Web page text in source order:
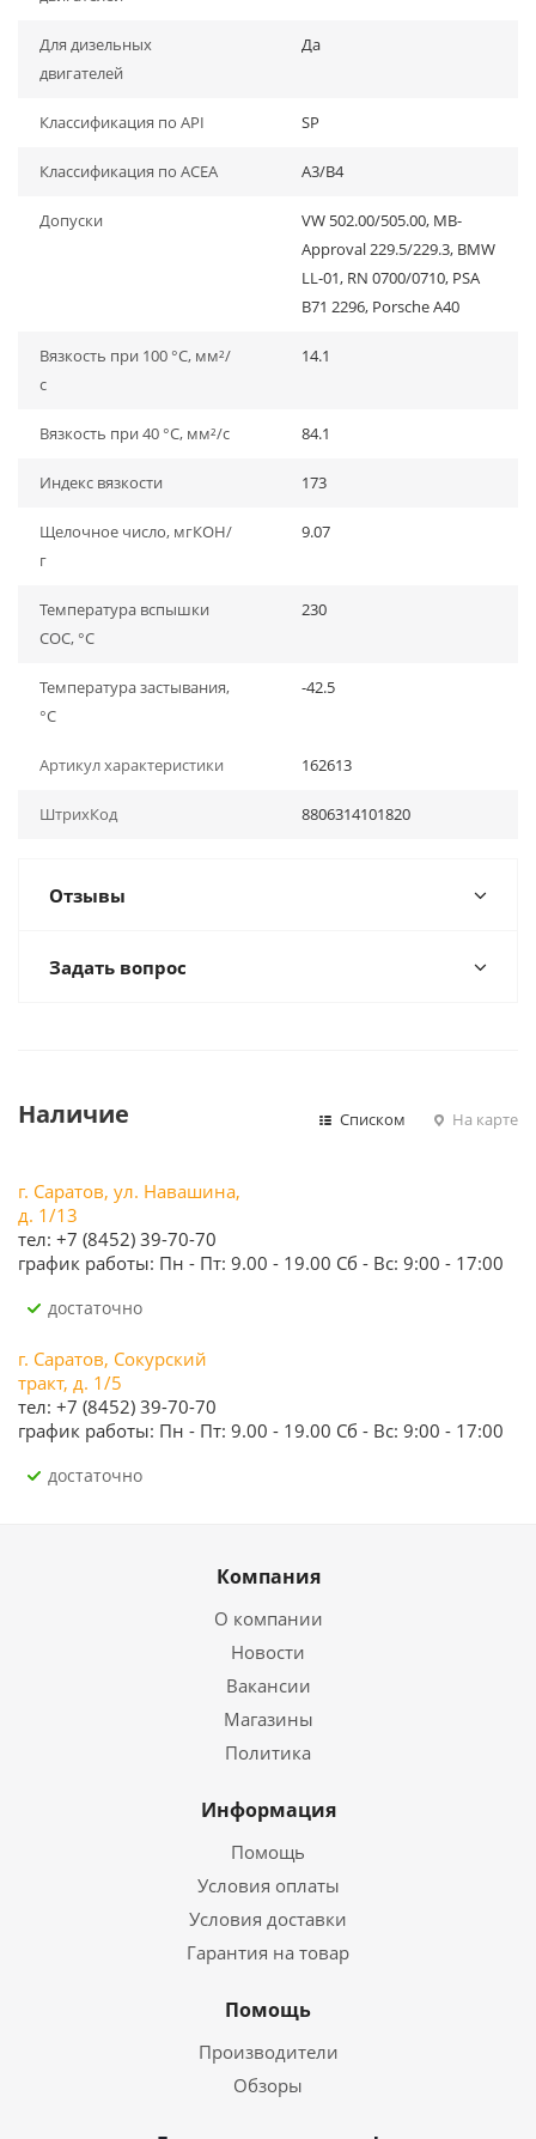
Для дизельных
двигателей
Да
Классификация по API SP
Классификация по ACEA A3/B4
Допуски
VW 502.00/505.00, MB-
Approval 229.5/229.3, BMW
LL-01, RN 0700/0710, PSA
B71 2296, Porsche A40
Вязкость при 100 °C, мм²/
с
14.1
Вязкость при 40 °C, мм²/с 84.1
Индекс вязкости 173
Щелочное число, мгКОН/
г
9.07
Температура вспышки
СОС, °С
230
Температура застывания,
°С
-42.5
Артикул характеристики 162613
ШтрихКод 8806314101820
Отзывы
Задать вопрос
Наличие Списком На карте
г. Саратов, ул. Навашина,
д. 1/13
тел: +7 (8452) 39-70-70
график работы: Пн - Пт: 9.00 - 19.00 Сб - Вс: 9:00 - 17:00
Достаточно
г. Саратов, Сокурский
тракт, д. 1/5
тел: +7 (8452) 39-70-70
график работы: Пн - Пт: 9.00 - 19.00 Сб - Вс: 9:00 - 17:00
Достаточно
Компания
О компании
Новости
Вакансии
Магазины
Политика
Информация
Помощь
Условия оплаты
Условия доставки
Гарантия на товар
Помощь
Производители
Обзоры